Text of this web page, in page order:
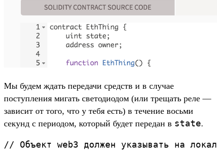
Мы будем ждать передачи средств и в случае
поступления мигать светодиодом (или трещать реле —
зависит от того, что у тебя есть) в течение восьми
секунд с периодом, который будет передан в state.
// Объект web3 должен указывать на